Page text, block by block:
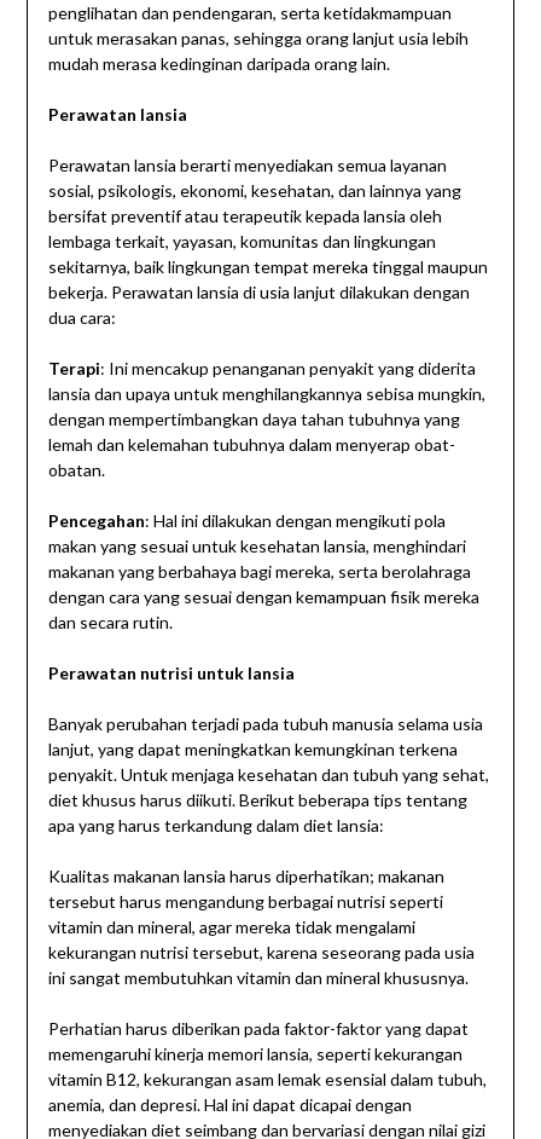
penglihatan dan pendengaran, serta ketidakmampuan
untuk merasakan panas, sehingga orang lanjut usia lebih
mudah merasa kedinginan daripada orang lain.
Perawatan lansia
Perawatan lansia berarti menyediakan semua layanan
sosial, psikologis, ekonomi, kesehatan, dan lainnya yang
bersifat preventif atau terapeutik kepada lansia oleh
lembaga terkait, yayasan, komunitas dan lingkungan
sekitarnya, baik lingkungan tempat mereka tinggal maupun
bekerja. Perawatan lansia di usia lanjut dilakukan dengan
dua cara:
Terapi: Ini mencakup penanganan penyakit yang diderita
lansia dan upaya untuk menghilangkannya sebisa mungkin,
dengan mempertimbangkan daya tahan tubuhnya yang
lemah dan kelemahan tubuhnya dalam menyerap obat-
obatan.
Pencegahan: Hal ini dilakukan dengan mengikuti pola
makan yang sesuai untuk kesehatan lansia, menghindari
makanan yang berbahaya bagi mereka, serta berolahraga
dengan cara yang sesuai dengan kemampuan fisik mereka
dan secara rutin.
Perawatan nutrisi untuk lansia
Banyak perubahan terjadi pada tubuh manusia selama usia
lanjut, yang dapat meningkatkan kemungkinan terkena
penyakit. Untuk menjaga kesehatan dan tubuh yang sehat,
diet khusus harus diikuti. Berikut beberapa tips tentang
apa yang harus terkandung dalam diet lansia:
Kualitas makanan lansia harus diperhatikan; makanan
tersebut harus mengandung berbagai nutrisi seperti
vitamin dan mineral, agar mereka tidak mengalami
kekurangan nutrisi tersebut, karena seseorang pada usia
ini sangat membutuhkan vitamin dan mineral khususnya.
Perhatian harus diberikan pada faktor-faktor yang dapat
memengaruhi kinerja memori lansia, seperti kekurangan
vitamin B12, kekurangan asam lemak esensial dalam tubuh,
anemia, dan depresi. Hal ini dapat dicapai dengan
menyediakan diet seimbang dan bervariasi dengan nilai gizi